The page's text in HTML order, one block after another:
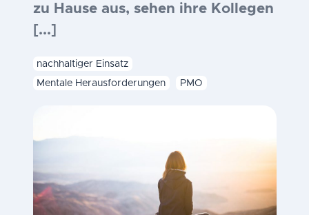
zu Hause aus, sehen ihre Kollegen
[...]
nachhaltiger Einsatz
Mentale Herausforderungen
PMO